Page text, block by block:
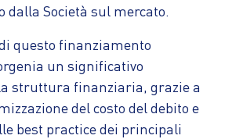
Società sul mercato.
questo finanziamento
un significativo
struttura finanziaria, grazie a
del costo del debito e
best practice dei principali